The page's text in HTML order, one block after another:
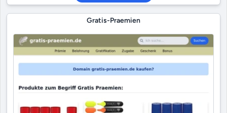
Gratis-Praemien